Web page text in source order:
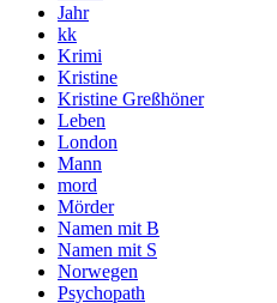
Jahr
kk
Krimi
Kristine
Kristine Greßhöner
Leben
London
Mann
mord
Mörder
Namen mit B
Namen mit S
Norwegen
Psychopath